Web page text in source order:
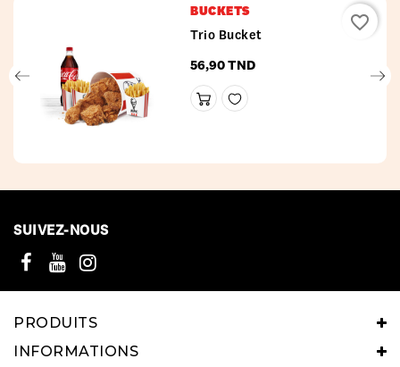
BUCKETS
Trio Bucket
56,90 TNDPrix
favorite_border
SUIVEZ-NOUS
PRODUITS
INFORMATIONS